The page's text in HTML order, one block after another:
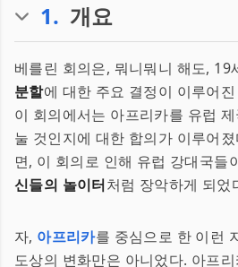
1. 개요
베를린 회의은, 뭐니뭐니 해도, 19
분할에 대한 주요 결정이 이루어
이 회의에서는 아프리카를 유럽
눌 것인지에 대한 합의가 이루어
면, 이 회의로 인해 유럽 강대국들
신들의 놀이터처럼 장악하게 되
자, 아프리카를 중심으로 한 이런
도상의 변화만은 아니었다. 아프